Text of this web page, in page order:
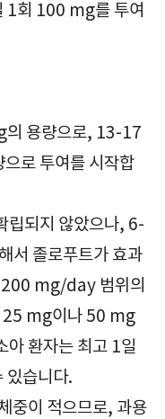
1회 100 mg를 투여
용량으로, 13-17
로 투여를 시작합
립되지 않았으나, 6-
서 졸로푸트가 효과
200 mg/day 범위의
25 mg이나 50 mg
아 환자는 최고 1일
있습니다.
중이 적으므로, 과용